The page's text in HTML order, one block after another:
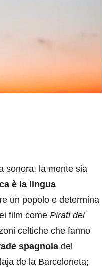
sonora, la mente sia
è la lingua
un popolo e determina
film come Pirati dei
celtiche che fanno
spagnola del
de la Barceloneta;
di aprile 2026 a
e dintorni